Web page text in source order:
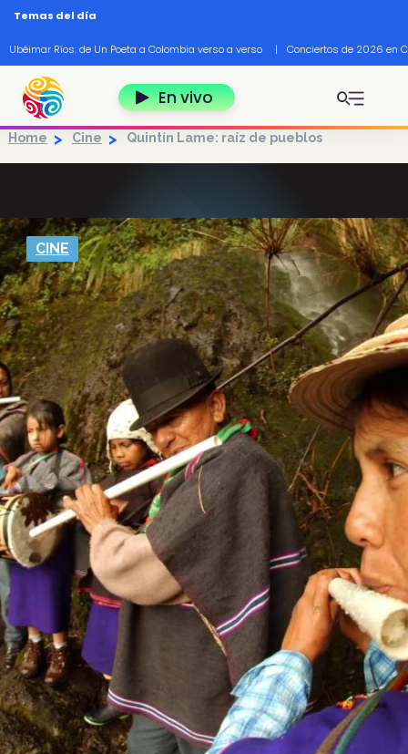
Pasar al contenido principal
Temas del día
Ubéimar Ríos: de Un Poeta a Colombia verso a verso | Conciertos de 2026 en
En vivo
Home Cine Quintín Lame: raíz de pueblos
CINE